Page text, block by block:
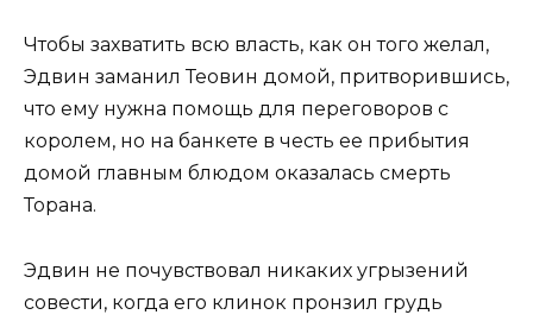
Чтобы захватить всю власть, как он того желал,
Эдвин заманил Теовин домой, притворившись,
что ему нужна помощь для переговоров с
королем, но на банкете в честь ее прибытия
домой главным блюдом оказалась смерть
Торана.
Эдвин не почувствовал никаких угрызений
совести, когда его клинок пронзил грудь